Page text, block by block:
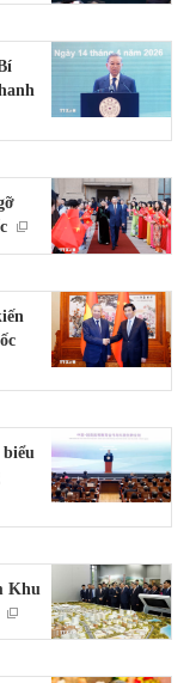
Khu